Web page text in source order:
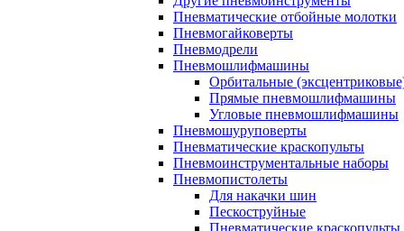
Пневматические отбойные молотки
Пневмогайковерты
Пневмодрели
Пневмошлифмашины
Орбитальные
Прямые пневмошлифмашины
Угловые пневмошлифмашины
Пневмошуруповерты
Пневматические краскопульты
Пневмоинструментальные наборы
Пневмопистолеты
Для накачки шин
Пескоструйные
Пневматические краскопульты